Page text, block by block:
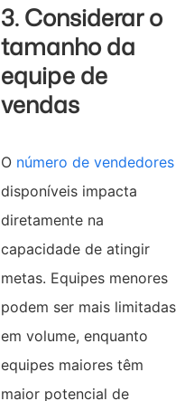
3. Considerar o
tamanho da
equipe de
vendas
O número de vendedores
disponíveis impacta
diretamente na
capacidade de atingir
metas. Equipes menores
podem ser mais limitadas
em volume, enquanto
equipes maiores têm
maior potencial de